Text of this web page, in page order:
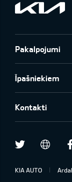
Pakalpojumi
Īpašniekiem
Kontakti
Twitter
KIA AUTO